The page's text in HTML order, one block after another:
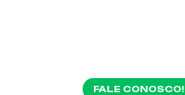
FALE CONOSCO!